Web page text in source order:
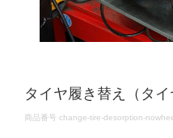
タイヤ履き替え（タ
DETAILS
商品番号 change-tire-desorption-